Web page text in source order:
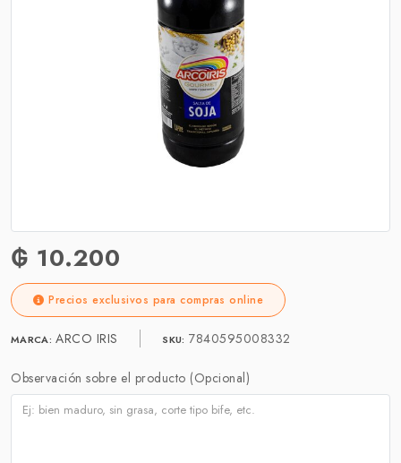
₲ 10.200
Precios exclusivos para compras online
MARCA: ARCO IRIS SKU: 7840595008332
Observación sobre el producto (Opcional)